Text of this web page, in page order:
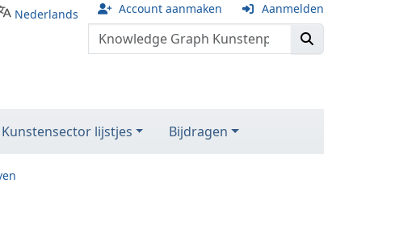
Nederlands Account aanmaken Aanmelden
Kunstensector lijstjes Bijdragen